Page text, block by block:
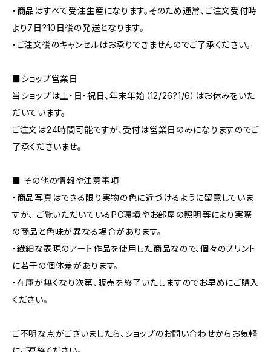
・商品はすべて受注生産になります。そのため通常、ご注文受付時
より7日?10日後の発送となります。
・ご注文後のキャンセルはお承りできませんのでご了承ください。
■ショップ営業日
当ショップは土・日・祝日、年末年始（12/26?1/6）はお休みをいた
だいています。
ご注文は24時間可能ですが、受付は営業日のみになりますのでご
了承くださいませ。
■ その他の情報や注意事項
・商品写真はできる限り実物の色に近づけるように留意していま
すが、 ご覧いただいているPC環境やお部屋の照明等により実際
の商品と色味が異なる場合があります。
・繊細な表現のアート作品を使用した商品なので、個々のプリント
に若干の個体差があります。
・在庫が無くなり次第、販売を終了いたしますのでお早めにご購入
ください。
ご不明な点がございましたら、ショップのお問い合わせからお気軽